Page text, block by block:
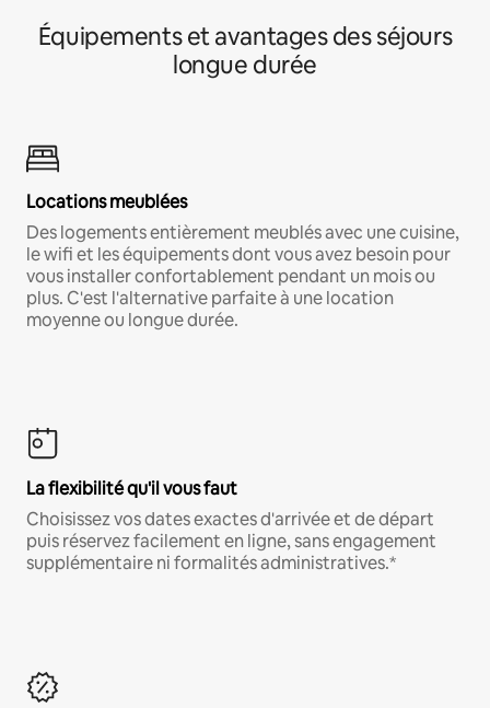
Équipements et avantages des séjours
longue durée
Locations meublées
Des logements entièrement meublés avec une cuisine,
le wifi et les équipements dont vous avez besoin pour
vous installer confortablement pendant un mois ou
plus. C'est l'alternative parfaite à une location
moyenne ou longue durée.
La flexibilité qu'il vous faut
Choisissez vos dates exactes d'arrivée et de départ
puis réservez facilement en ligne, sans engagement
supplémentaire ni formalités administratives.*